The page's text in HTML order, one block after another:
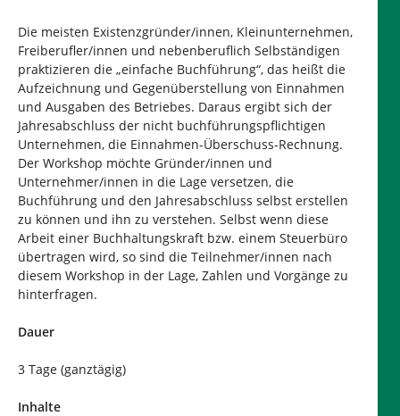
Die meisten Existenzgründer/innen, Kleinunternehmen,
Freiberufler/innen und nebenberuflich Selbständigen
praktizieren die „einfache Buchführung“, das heißt die
Aufzeichnung und Gegenüberstellung von Einnahmen
und Ausgaben des Betriebes. Daraus ergibt sich der
Jahresabschluss der nicht buchführungspflichtigen
Unternehmen, die Einnahmen-Überschuss-Rechnung.
Der Workshop möchte Gründer/innen und
Unternehmer/innen in die Lage versetzen, die
Buchführung und den Jahresabschluss selbst erstellen
zu können und ihn zu verstehen. Selbst wenn diese
Arbeit einer Buchhaltungskraft bzw. einem Steuerbüro
übertragen wird, so sind die Teilnehmer/innen nach
diesem Workshop in der Lage, Zahlen und Vorgänge zu
hinterfragen.
Dauer
3 Tage (ganztägig)
Inhalte